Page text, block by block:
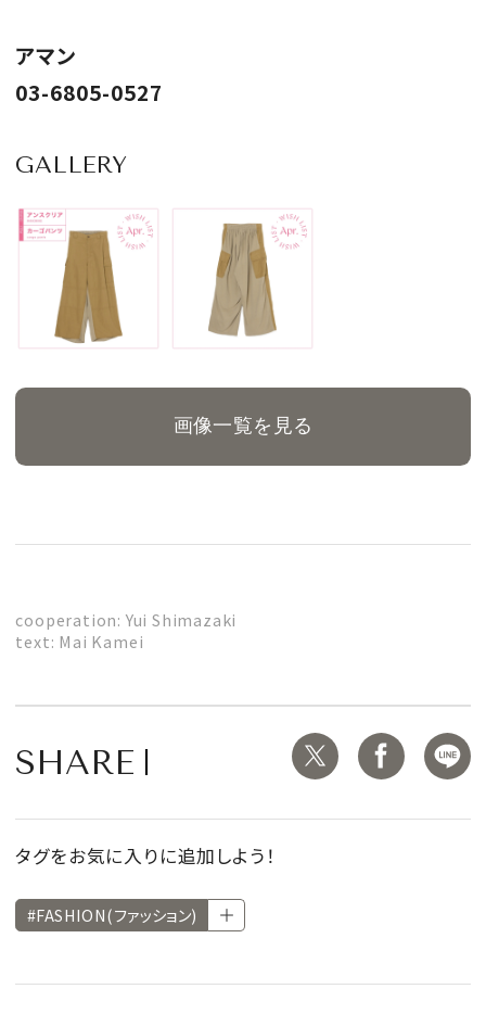
アマン
03-6805-0527
GALLERY
画像一覧を見る
cooperation: Yui Shimazaki
text: Mai Kamei
SHARE
タグをお気に入りに追加しよう！
#FASHION(ファッション)